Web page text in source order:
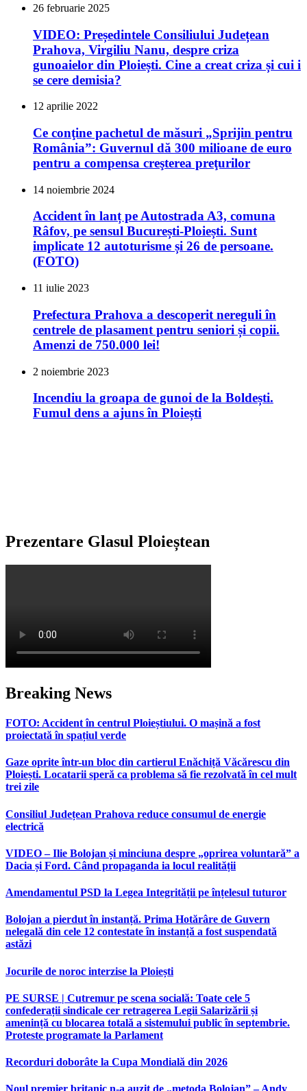
26 februarie 2025
VIDEO: Președintele Consiliului Județean
Prahova, Virgiliu Nanu, despre criza
gunoaielor din Ploiești. Cine a creat criza și cui i
se cere demisia?
12 aprilie 2022
Ce conţine pachetul de măsuri „Sprijin pentru
România”: Guvernul dă 300 milioane de euro
pentru a compensa creşterea preţurilor
14 noiembrie 2024
Accident în lanț pe Autostrada A3, comuna
Râfov, pe sensul București-Ploiești. Sunt
implicate 12 autoturisme și 26 de persoane.
(FOTO)
11 iulie 2023
Prefectura Prahova a descoperit nereguli în
centrele de plasament pentru seniori și copii.
Amenzi de 750.000 lei!
2 noiembrie 2023
Incendiu la groapa de gunoi de la Boldești.
Fumul dens a ajuns în Ploiești
Prezentare Glasul Ploieștean
Breaking News
FOTO: Accident în centrul Ploieștiului. O mașină a fost
proiectată în spațiul verde
Gaze oprite într-un bloc din cartierul Enăchiță Văcărescu din
Ploiești. Locatarii speră ca problema să fie rezolvată în cel mult
trei zile
Consiliul Județean Prahova reduce consumul de energie
electrică
VIDEO – Ilie Bolojan și minciuna despre „oprirea voluntară” a
Dacia și Ford. Când propaganda ia locul realității
Amendamentul PSD la Legea Integrității pe înțelesul tuturor
Bolojan a pierdut în instanță. Prima Hotărâre de Guvern
nelegală din cele 12 contestate în instanță a fost suspendată
astăzi
Jocurile de noroc interzise la Ploiești
PE SURSE | Cutremur pe scena socială: Toate cele 5
confederații sindicale cer retragerea Legii Salarizării și
amenință cu blocarea totală a sistemului public în septembrie.
Proteste programate la Parlament
Recorduri doborâte la Cupa Mondială din 2026